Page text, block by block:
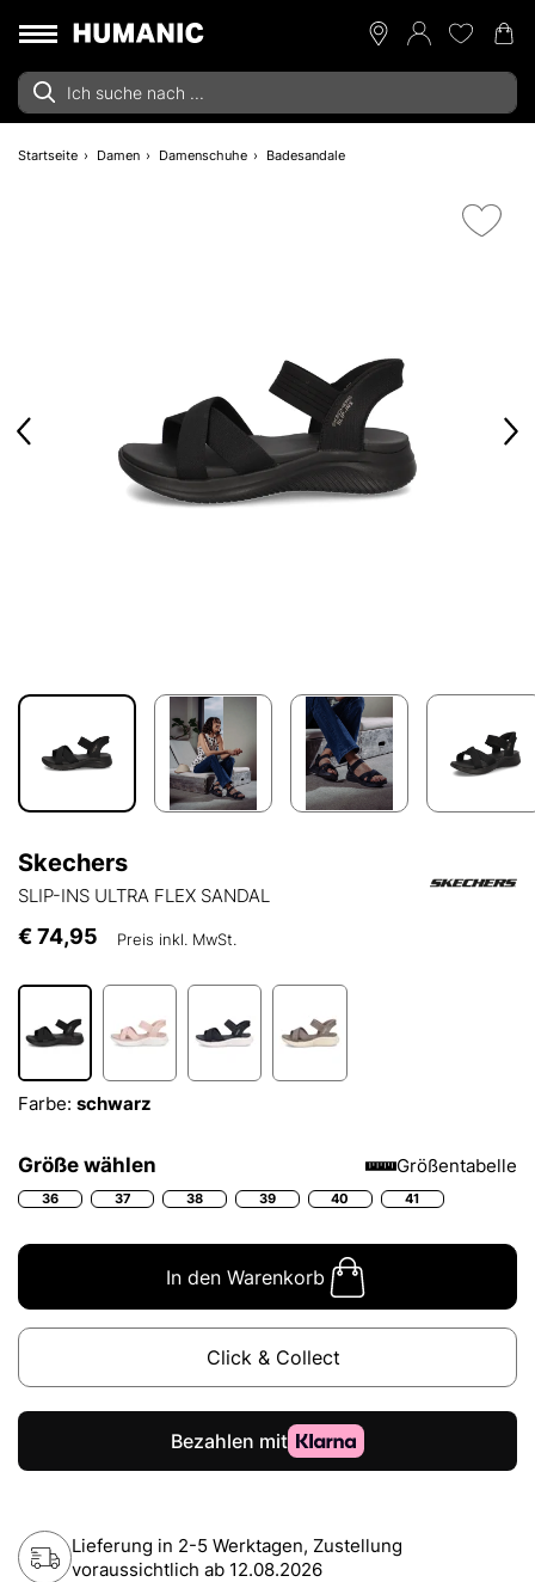
Startseite Damen Damenschuhe Badesandale
Skechers
SLIP-INS ULTRA FLEX SANDAL
€ 74,95 Preis inkl. MwSt.
Farbe: schwarz
Größe wählen Größentabelle
36 37 38 39 40 41
In den Warenkorb
Click & Collect
Lieferung in 2-5 Werktagen, Zustellung
voraussichtlich ab 12.08.2026